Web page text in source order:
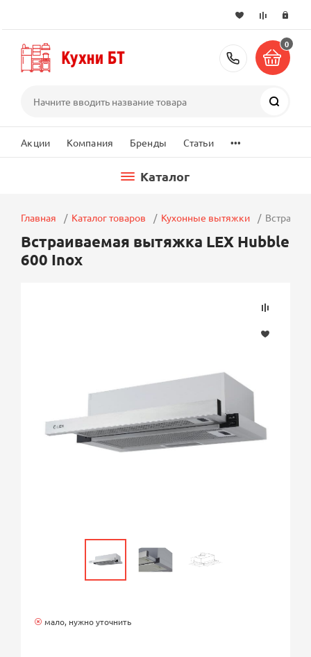
+7 (495)
0
Акции Компания Бренды Статьи ...
Каталог
Главная Каталог товаров Кухонные вытяжки
Встраиваемая вытяжка LEX Hubble
600 Inox
мало, нужно уточнить